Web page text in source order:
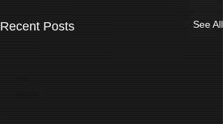
Recent Posts See All